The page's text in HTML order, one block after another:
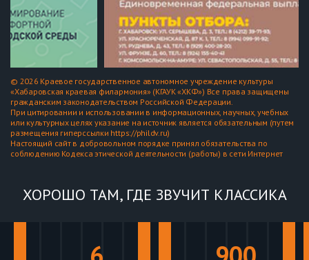
© 2026 Краевое государственное автономное учреждение культуры
«Хабаровская краевая филармония» (КГАУК «ХКФ») Все права защищены
гражданским законодательством Российской Федерации.
При цитировании и использовании в информационных, научных, учебных
или культурных целях указание на источник является обязательным (путем
размещения гиперссылки https://phildv.ru)
Настоящий сайт в добровольном порядке принял обязательства по
соблюдению Кодекса этической деятельности (работы) в сети Интернет
ХОРОШО ТАМ, ГДЕ ЗВУЧИТ КЛАССИКА